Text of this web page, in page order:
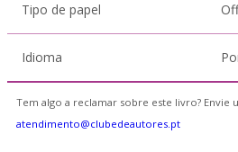
Tipo de papel
Idioma
Tem algo a reclamar sobre este livro? Envie
atendimento@clubedeautores.pt